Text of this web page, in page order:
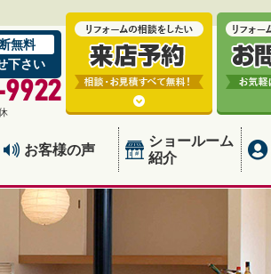
無料
下さい
お客様の声
ショールーム
紹介